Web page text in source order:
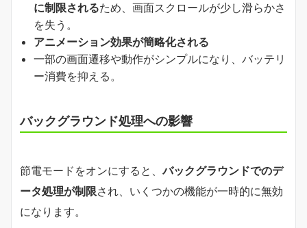
に制限されるため、画面スクロールが少し滑らかさ
を失う。
アニメーション効果が簡略化される
一部の画面遷移や動作がシンプルになり、バッテリ
ー消費を抑える。
バックグラウンド処理への影響
節電モードをオンにすると、バックグラウンドでのデ
ータ処理が制限され、いくつかの機能が一時的に無効
になります。